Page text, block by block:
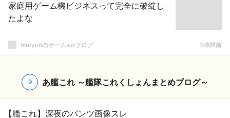
家庭用ゲーム機ビジネスって完全に破綻し
たよな
mutyunのゲーム+αブログ 3時間前
9 あ艦これ ～艦隊これくしょんまとめブログ～
【艦これ】深夜のパンツ画像スレ